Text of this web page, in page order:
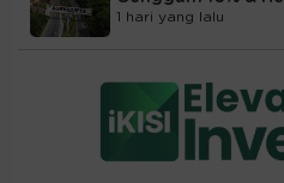
1 hari yang lalu